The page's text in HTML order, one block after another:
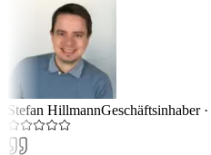
Stefan HillmannGeschäftsinhaber·